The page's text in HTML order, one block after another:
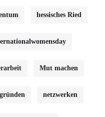
hessisches Ried
Mut machen
netzwerken